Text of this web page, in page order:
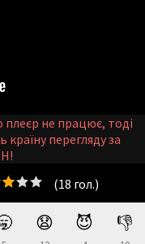
😧 😈 👎
(18 гол.)
не працює, тоді
перегляду за